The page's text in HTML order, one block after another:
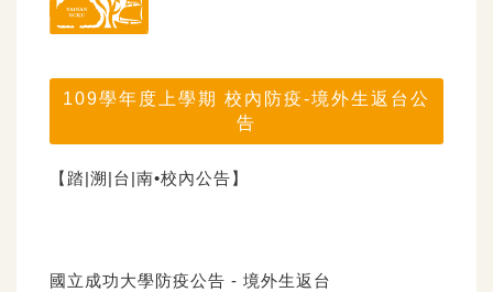
109學年度上學期 校內防疫-境外生返台公
告
【踏|溯|台|南•校內公告】
國立成功大學防疫公告 - 境外生返台